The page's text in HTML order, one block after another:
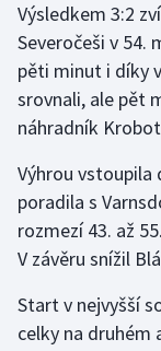
Vodní slalom
Volejbal
Ostatní
Výsledkem 3:2
Severočeši v 54.
pěti minut i díky
srovnali, ale pět
náhradník
Výhrou vstoupila
poradila s
rozmezí 43. až
V závěru snížil
Start v nejvyšší
celky na druhém